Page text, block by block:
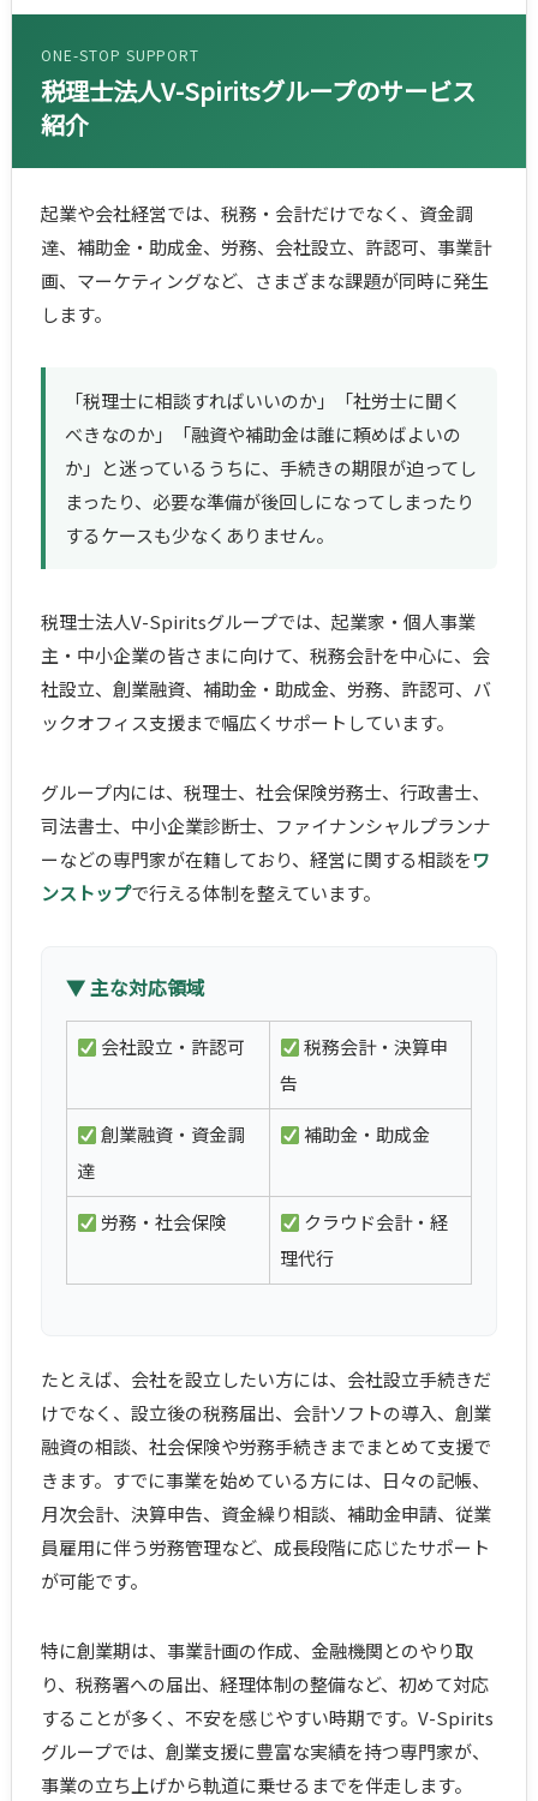
ONE-STOP SUPPORT
税理士法人V-Spiritsグループのサービス
紹介
起業や会社経営では、税務・会計だけでなく、資金調
達、補助金・助成金、労務、会社設立、許認可、事業計
画、マーケティングなど、さまざまな課題が同時に発生
します。
「税理士に相談すればいいのか」「社労士に聞く
べきなのか」「融資や補助金は誰に頼めばよいの
か」と迷っているうちに、手続きの期限が迫ってし
まったり、必要な準備が後回しになってしまったり
するケースも少なくありません。
税理士法人V-Spiritsグループでは、起業家・個人事業
主・中小企業の皆さまに向けて、税務会計を中心に、会
社設立、創業融資、補助金・助成金、労務、許認可、バ
ックオフィス支援まで幅広くサポートしています。
グループ内には、税理士、社会保険労務士、行政書士、
司法書士、中小企業診断士、ファイナンシャルプランナ
ーなどの専門家が在籍しており、経営に関する相談をワ
ンストップで行える体制を整えています。
▼ 主な対応領域
会社設立・許認可
税務会計・決算申
告
創業融資・資金調
達
補助金・助成金
労務・社会保険
クラウド会計・経
理代行
たとえば、会社を設立したい方には、会社設立手続きだ
けでなく、設立後の税務届出、会計ソフトの導入、創業
融資の相談、社会保険や労務手続きまでまとめて支援で
きます。すでに事業を始めている方には、日々の記帳、
月次会計、決算申告、資金繰り相談、補助金申請、従業
員雇用に伴う労務管理など、成長段階に応じたサポート
が可能です。
特に創業期は、事業計画の作成、金融機関とのやり取
り、税務署への届出、経理体制の整備など、初めて対応
することが多く、不安を感じやすい時期です。V-Spirits
グループでは、創業支援に豊富な実績を持つ専門家が、
事業の立ち上げから軌道に乗せるまでを伴走します。